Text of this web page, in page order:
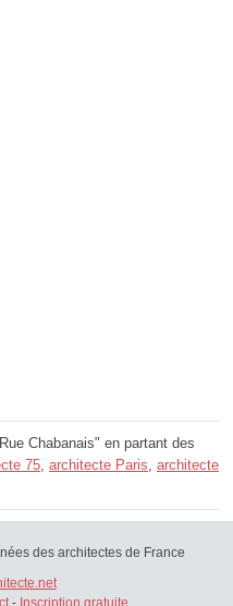
Chabanais" en partant des
75, architecte Paris, architecte
des architectes de France